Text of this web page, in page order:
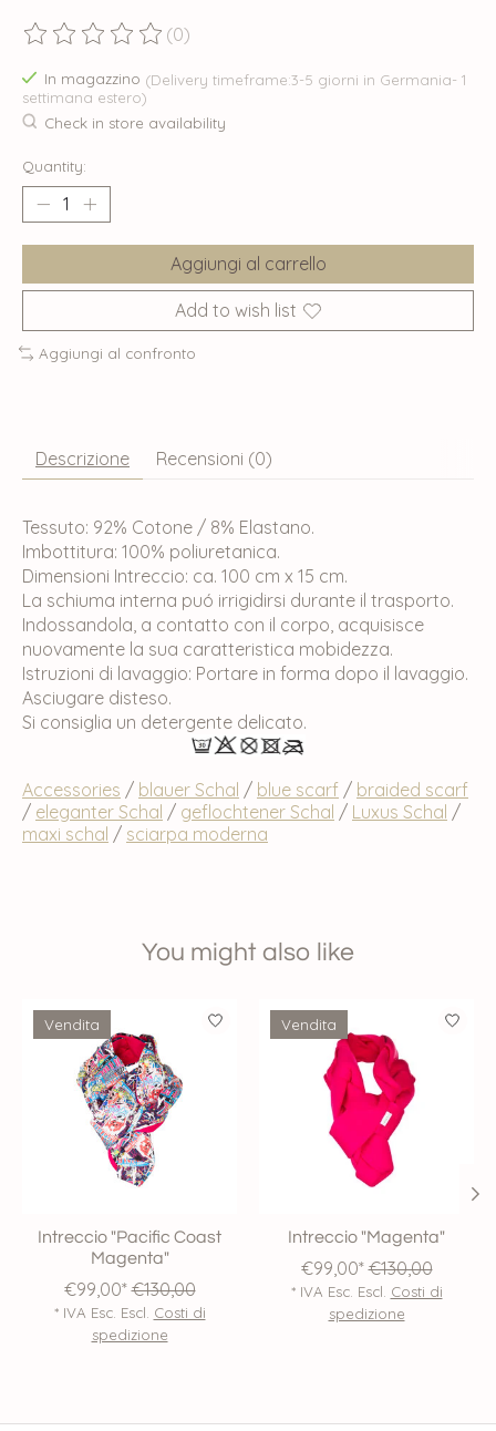
The rating of this product is
(0)
In magazzino (Delivery timeframe:3-5 giorni in Germania- 1
settimana estero)
Check in store availability
Quantity:
Aggiungi al carrello
Add to wish list
Aggiungi al confronto
Descrizione Recensioni (0)
Tessuto: 92% Cotone / 8% Elastano.
Imbottitura: 100% poliuretanica.
Dimensioni Intreccio: ca. 100 cm x 15 cm.
La schiuma interna puó irrigidirsi durante il trasporto.
Indossandola, a contatto con il corpo, acquisisce
nuovamente la sua caratteristica mobidezza.
Istruzioni di lavaggio: Portare in forma dopo il lavaggio.
Asciugare disteso.
Si consiglia un detergente delicato.
Accessories / blauer Schal / blue scarf / braided scarf
/ eleganter Schal / geflochtener Schal / Luxus Schal /
maxi schal / sciarpa moderna
You might also like
Product carousel items
Vendita
Intreccio "Pacific Coast
Magenta"
€99,00* €130,00
* IVA Esc. Escl. Costi di
spedizione
Vendita
Intreccio "Magenta"
€99,00* €130,00
* IVA Esc. Escl. Costi di
spedizione